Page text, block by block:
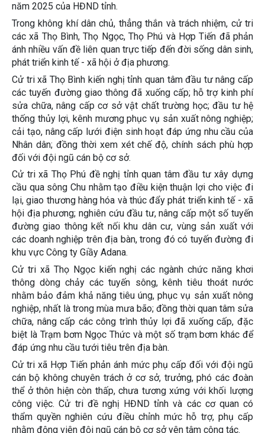
năm 2025 của HĐND tỉnh.
Trong không khí dân chủ, thẳng thắn và trách nhiệm, cử tri
các xã Thọ Bình, Thọ Ngọc, Thọ Phú và Hợp Tiến đã phản
ánh nhiều vấn đề liên quan trực tiếp đến đời sống dân sinh,
phát triển kinh tế - xã hội ở địa phương.
Cử tri xã Thọ Bình kiến nghị tỉnh quan tâm đầu tư nâng cấp
các tuyến đường giao thông đã xuống cấp; hỗ trợ kinh phí
sửa chữa, nâng cấp cơ sở vật chất trường học; đầu tư hệ
thống thủy lợi, kênh mương phục vụ sản xuất nông nghiệp;
cải tạo, nâng cấp lưới điện sinh hoạt đáp ứng nhu cầu của
Nhân dân; đồng thời xem xét chế độ, chính sách phù hợp
đối với đội ngũ cán bộ cơ sở.
Cử tri xã Thọ Phú đề nghị tỉnh quan tâm đầu tư xây dựng
cầu qua sông Chu nhằm tạo điều kiện thuận lợi cho việc đi
lại, giao thương hàng hóa và thúc đẩy phát triển kinh tế - xã
hội địa phương; nghiên cứu đầu tư, nâng cấp một số tuyến
đường giao thông kết nối khu dân cư, vùng sản xuất với
các doanh nghiệp trên địa bàn, trong đó có tuyến đường đi
khu vực Công ty Giầy Adana.
Cử tri xã Thọ Ngọc kiến nghị các ngành chức năng khơi
thông dòng chảy các tuyến sông, kênh tiêu thoát nước
nhằm bảo đảm khả năng tiêu úng, phục vụ sản xuất nông
nghiệp, nhất là trong mùa mưa bão; đồng thời quan tâm sửa
chữa, nâng cấp các công trình thủy lợi đã xuống cấp, đặc
biệt là Trạm bơm Ngọc Thức và một số trạm bơm khác để
đáp ứng nhu cầu tưới tiêu trên địa bàn.
Cử tri xã Hợp Tiến phản ánh mức phụ cấp đối với đội ngũ
cán bộ không chuyên trách ở cơ sở, trưởng, phó các đoàn
thể ở thôn hiện còn thấp, chưa tương xứng với khối lượng
công việc. Cử tri đề nghị HĐND tỉnh và các cơ quan có
thẩm quyền nghiên cứu điều chỉnh mức hỗ trợ, phụ cấp
nhằm động viên đội ngũ cán bộ cơ sở yên tâm công tác.